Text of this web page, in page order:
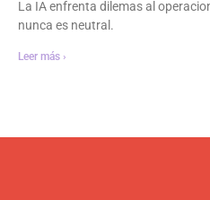
La IA enfrenta dilemas al
nunca es neutral.
Leer más ›